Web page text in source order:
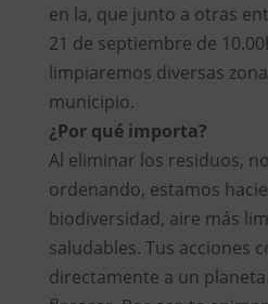
en la, que junto a otras
21 de septiembre de
limpiaremos diversas
municipio.
¿Por qué importa?
Al eliminar los residuos,
ordenando, estamos
biodiversidad, aire más
saludables. Tus acciones
directamente a un